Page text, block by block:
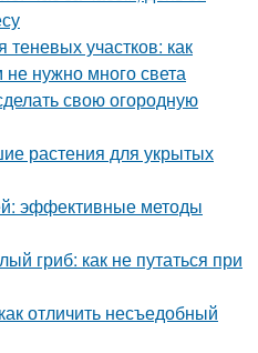
участков: как
нужно много света
свою огородную
растения для укрытых
эффективные методы
гриб: как не путаться при
отличить несъедобный